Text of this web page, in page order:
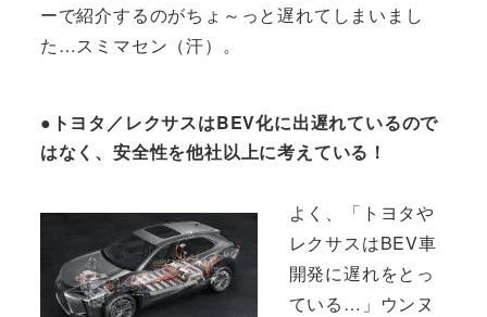
ーで紹介するのがちょ～っと遅れてしまいまし
た…スミマセン（汗）。
●トヨタ／レクサスはBEV化に出遅れているので
はなく、安全性を他社以上に考えている！
よく、「トヨタや
レクサスはBEV車
開発に遅れをとっ
ている…」ウンヌ